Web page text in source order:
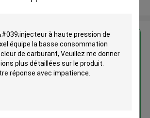
Regardez plus
L'injecteur à haute pression de
Cummins Zexel équipe la basse